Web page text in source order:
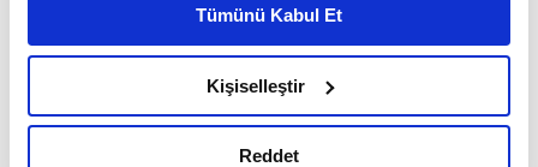
Çerezlere ilişkin tercihlerinizi çerez paneli vasıtasıyla
belirleyebilirsiniz. Çerezlere ilişkin detaylı bilgi için
Ayarlar butonuna tıklayabilir,Çerez Bilgilendirme
Metnimizi ziyaret edebilirsiniz.
Tümünü Kabul Et
Kişiselleştir
Reddet